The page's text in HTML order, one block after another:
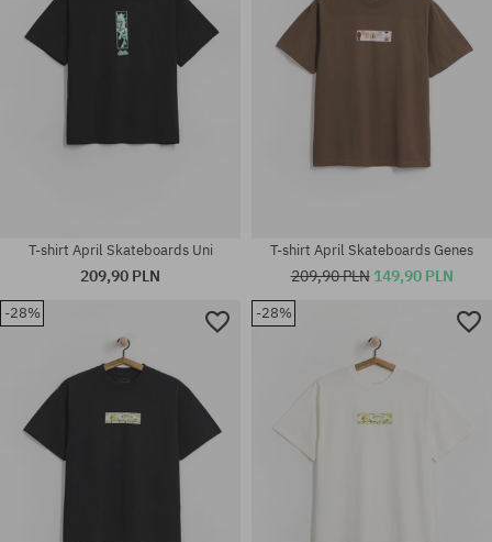
Dostępne rozmiary:
Dostępne rozmiary:
T-shirt April Skateboards Uni
209,90 PLN
T-shirt April Skateboards Genes
209,90 PLN 149,90 PLN
-28% -28%